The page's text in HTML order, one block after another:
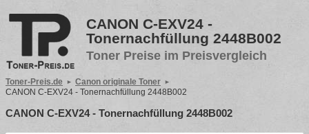
CANON C-EXV24 -
Tonernachfüllung 2448B002
Toner Preise im Preisvergleich
Toner-Preis.de
Canon originale Toner
CANON C-EXV24 - Tonernachfüllung 2448B002
CANON C-EXV24 - Tonernachfüllung 2448B002